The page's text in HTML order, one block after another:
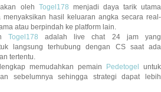
oleh Togel178 menjadi daya tarik utama
hasil keluaran angka secara real-
atau berpindah ke platform lain.
Togel178 adalah live chat 24 jam yang
langsung terhubung dengan CS saat ada
tertentu.
memudahkan pemain
Pedetogel
untuk
sebelumnya sehingga strategi dapat lebih